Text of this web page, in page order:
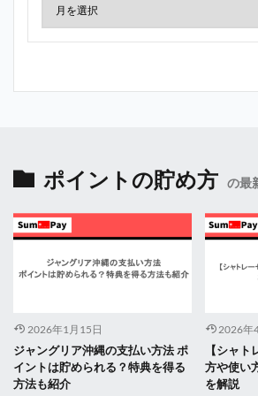
ポイントの貯め方 の最
2026年1月15日
ジャングリア沖縄の支払い方法 ポ
イントは貯められる？特典を得る
方法も紹介
2026年
【シャ
方や使い
を解説